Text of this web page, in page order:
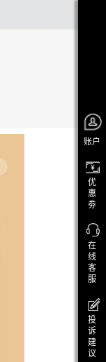
账户
优
惠
劵
在
线
客
服
投
诉
建
议